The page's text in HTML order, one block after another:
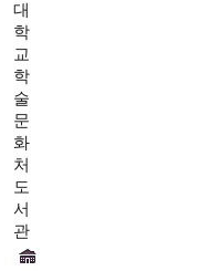
대
학
교
학
술
문
화
처
도
서
관